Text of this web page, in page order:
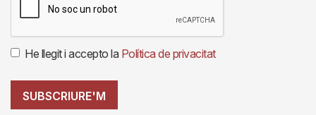
He llegit i accepto la Política de privacitat
SUBSCRIURE'M